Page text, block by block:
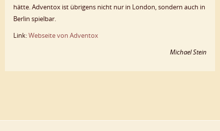
hätte. Adventox ist übrigens nicht nur in London, sondern auch in
Berlin spielbar.
Link:Webseite von Adventox
Michael Stein